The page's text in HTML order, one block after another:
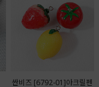
싼비즈 [6792-01]아크릴펜